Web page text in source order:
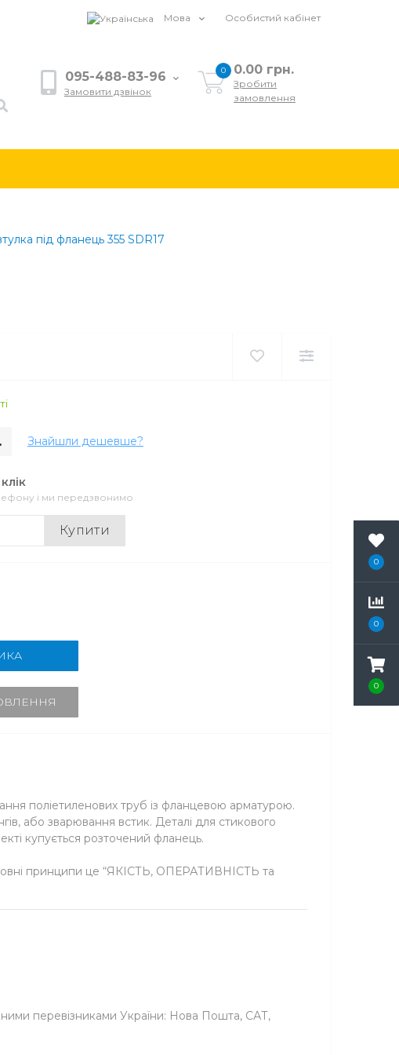
0
0
0
Мова Особистий кабінет
095-488-83-96
Замовити дзвінок
0 0.00 грн.
Зробити
замовлення
під фланець 355 SDR17
Знайшли дешевше?
і ми передзвонимо
Купити
поліетиленових труб із фланцевою арматурою.
або зварювання встик. Деталі для стикового
купується розточений фланець.
принципи це “ЯКІСТЬ, ОПЕРАТИВНІСТЬ та
перевізниками України: Нова Пошта, САТ,